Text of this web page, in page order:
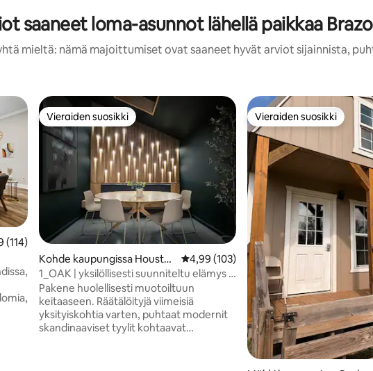
saaneet loma-asunnot lähellä paikkaa
mieltä: nämä majoittumiset ovat saaneet hyvät arviot sijainnista,
arvio 4,99/5, 114 arvostelua
(114)
Vieraiden suosikki
Vieraiden suosikki
Kohde kaupungissa Housto
n
Keskimääräinen arvio 4,99/5, 103
4,99 (103)
1_OAK | yksilöllisesti suunniteltu elämys |
10 hengen majoitustila
Pakene huolellisesti muotoiltuun
keitaaseen. Räätälöityjä viimeisiä
yksityiskohtia varten, puhtaat modernit
skandinaaviset tyylit kohtaavat
Vieraiden suosikki
Vieraiden suosikki